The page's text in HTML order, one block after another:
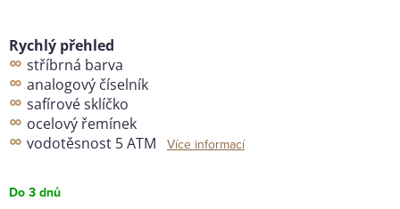
Rychlý přehled
∞ stříbrná barva
∞ analogový číselník
∞ safírové sklíčko
∞ ocelový řemínek
∞ vodotěsnost 5 ATM Více informací
Do 3 dnů